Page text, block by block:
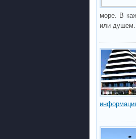
море. В
или душем.